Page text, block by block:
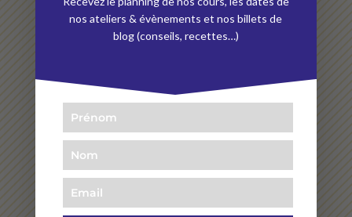
Mel B. (Médoucine)
★★★★★
« Je ne m’attendais pas à un yoga dans lequel il n’y a
pas d’effort. Et le pire, c’est que même sans effort, ça
nos ateliers & évènements et nos billets de
blog (conseils, recettes…)